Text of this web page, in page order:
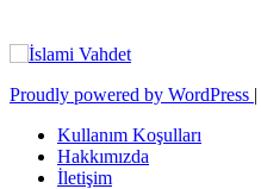
Proudly powered by WordPress |
Kullanım Koşulları
Hakkımızda
İletişim